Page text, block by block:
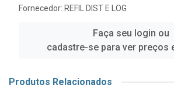
Fornecedor: REFIL DIST E LOG
Faça seu login ou
cadastre-se para ver preços
Produtos Relacionados